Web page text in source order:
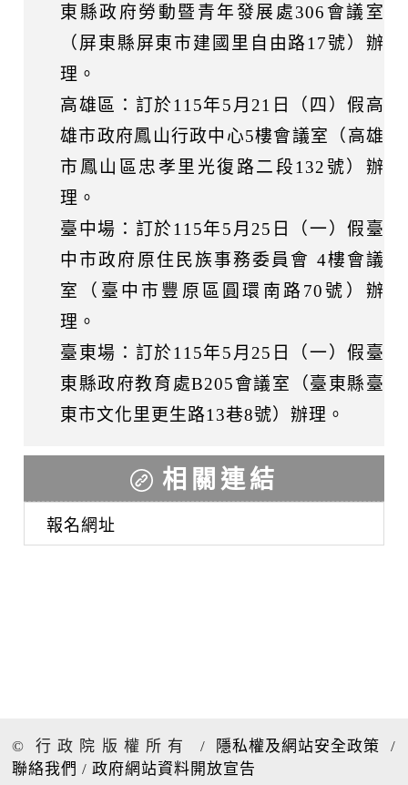
東縣政府勞動暨青年發展處306會議室
（屏東縣屏東市建國里自由路17號）辦
理。
高雄區：訂於115年5月21日（四）假高
雄市政府鳳山行政中心5樓會議室（高雄
市鳳山區忠孝里光復路二段132號）辦
理。
臺中場：訂於115年5月25日（一）假臺
中市政府原住民族事務委員會 4樓會議
室（臺中市豐原區圓環南路70號）辦
理。
臺東場：訂於115年5月25日（一）假臺
東縣政府教育處B205會議室（臺東縣臺
東市文化里更生路13巷8號）辦理。
相關連結
報名網址
© 行政院版權所有 / 隱私權及網站安全政策
/
聯絡我們 /政府網站資料開放宣告